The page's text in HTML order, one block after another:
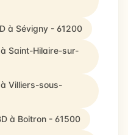
à Sévigny - 61200
Saint-Hilaire-sur-
Villiers-sous-
à Boitron - 61500